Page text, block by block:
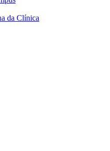
da Clínica